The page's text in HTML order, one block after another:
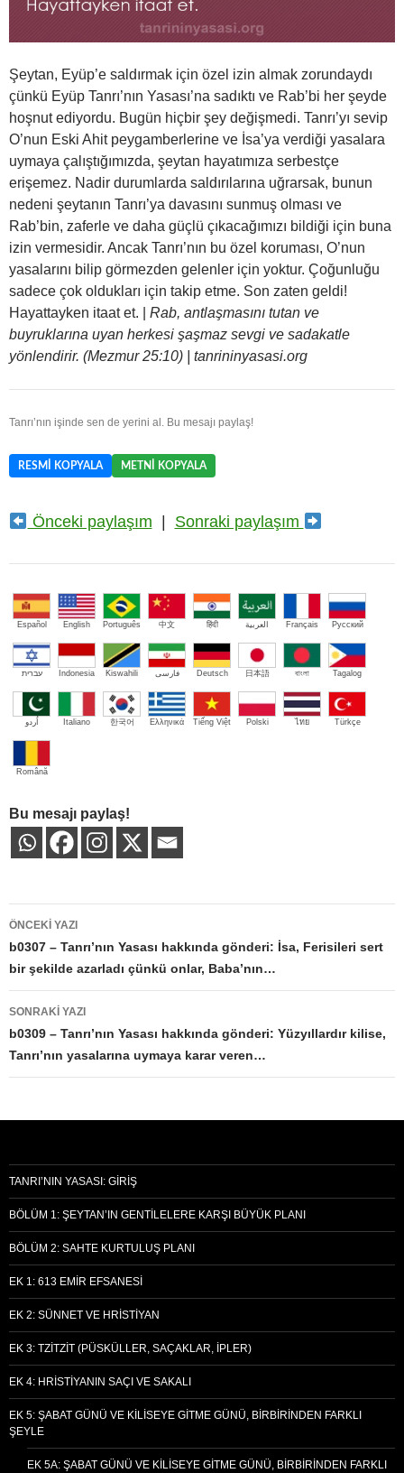
Şeytan, Eyüp’e saldırmak için özel izin almak zorundaydı
çünkü Eyüp Tanrı’nın Yasası’na sadıktı ve Rab’bi her şeyde
hoşnut ediyordu. Bugün hiçbir şey değişmedi. Tanrı’yı sevip
O’nun Eski Ahit peygamberlerine ve İsa’ya verdiği yasalara
uymaya çalıştığımızda, şeytan hayatımıza serbestçe
erişemez. Nadir durumlarda saldırılarına uğrarsak, bunun
nedeni şeytanın Tanrı’ya davasını sunmuş olması ve
Rab’bin, zaferle ve daha güçlü çıkacağımızı bildiği için buna
izin vermesidir. Ancak Tanrı’nın bu özel koruması, O’nun
yasalarını bilip görmezden gelenler için yoktur. Çoğunluğu
sadece çok oldukları için takip etme. Son zaten geldi!
Hayattayken itaat et. | Rab, antlaşmasını tutan ve
buyruklarına uyan herkesi şaşmaz sevgi ve sadakatle
yönlendirir. (Mezmur 25:10) | tanrininyasasi.org
Tanrı’nın işinde sen de yerini al. Bu mesajı paylaş!
RESMI KOPYALA METNI KOPYALA
Önceki paylaşım Sonraki paylaşım
Español English Português 中文 हिंदी العربية Français Русский
עברית Indonesia Kiswahili فارسی Deutsch 日本語 বাংলা Tagalog
اُردو Italiano 한국어 Ελληνικά Tiếng Việt Polski ไทย Türkçe
Română
Bu mesajı paylaş!
Yazı
dolaşımı
ÖNCEKI YAZI
b0307 – Tanrı’nın Yasası hakkında gönderi: İsa, Ferisileri sert
bir şekilde azarladı çünkü onlar, Baba’nın…
SONRAKI YAZI
b0309 – Tanrı’nın Yasası hakkında gönderi: Yüzyıllardır kilise,
Tanrı’nın yasalarına uymaya karar veren…
TANRI’NIN YASASI: GIRIŞ
BÖLÜM 1: ŞEYTAN’IN GENTILELERE KARŞI BÜYÜK PLANI
BÖLÜM 2: SAHTE KURTULUŞ PLANI
EK 1: 613 EMIR EFSANESI
EK 2: SÜNNET VE HRISTIYAN
EK 3: TZITZIT (PÜSKÜLLER, SAÇAKLAR, İPLER)
EK 4: HRISTIYANIN SAÇI VE SAKALI
EK 5: ŞABAT GÜNÜ VE KILISEYE GITME GÜNÜ, BIRBIRINDEN FARKLI
ŞEYLE
EK 5A: ŞABAT GÜNÜ VE KILISEYE GITME GÜNÜ, BIRBIRINDEN FARKLI